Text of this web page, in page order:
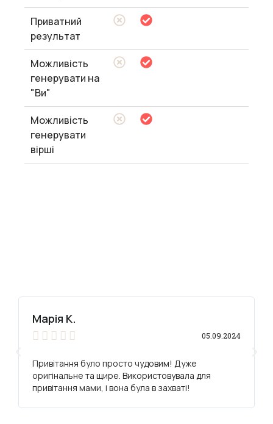
Приватний
результат
Можливість
генерувати на
"Ви"
Можливість
генерувати
вірші
Марія К.
     05.09.2024
Привітання було просто чудовим! Дуже
оригінальне та щире. Використовувала для
привітання мами, і вона була в захваті!